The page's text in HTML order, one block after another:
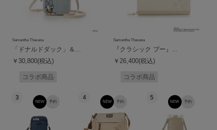
Samantha Thavasa
「ドナルドダック」＆...
￥30,800(税込)
コラボ商品
Samantha Thavasa
『クラシック プー』...
￥26,400(税込)
コラボ商品
3
予約
NEW
4
予約
NEW
5
予約
NEW